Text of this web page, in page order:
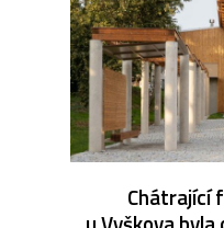
Chátrající